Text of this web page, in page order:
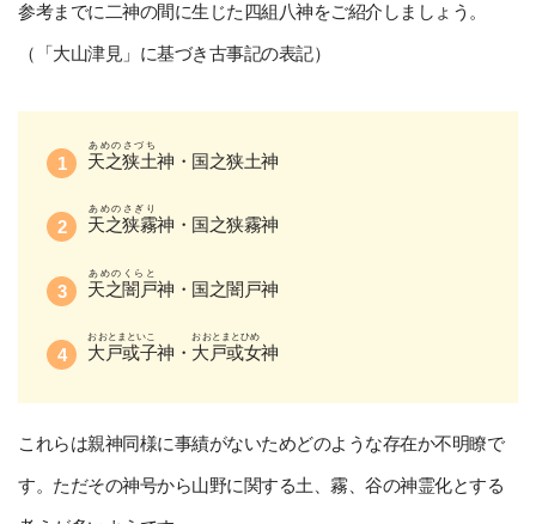
参考までに二神の間に生じた四組八神をご紹介しましょう。
（「大山津見」に基づき古事記の表記）
天之狭土
あめのさづち
神・国之狭土神
天之狭霧
あめのさぎり
神・国之狭霧神
天之闇戸
あめのくらと
神・国之闇戸神
大戸或子
おおとまといこ
神・ 大戸或女
おおとまとひめ
神
これらは親神同様に事績がないためどのような存在か不明瞭で
す。ただその神号から山野に関する土、霧、谷の神霊化とする